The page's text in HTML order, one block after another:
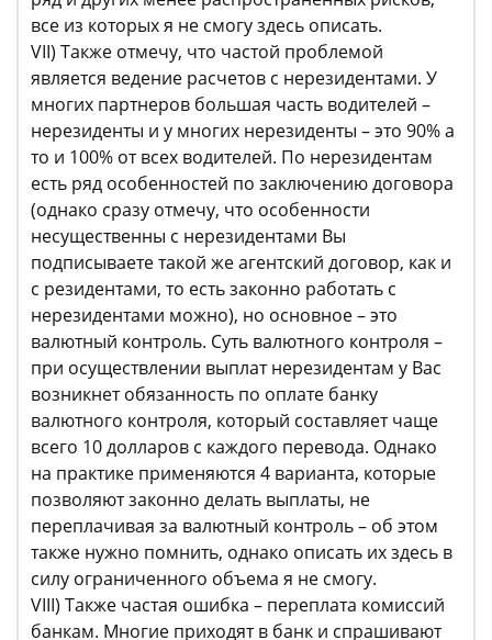
все из которых я не смогу здесь описать.
VII) Также отмечу, что частой проблемой
является ведение расчетов с нерезидентами. У
многих партнеров большая часть водителей –
нерезиденты и у многих нерезиденты – это 90% а
то и 100% от всех водителей. По нерезидентам
есть ряд особенностей по заключению договора
(однако сразу отмечу, что особенности
несущественны с нерезидентами Вы
подписываете такой же агентский договор, как и
с резидентами, то есть законно работать с
нерезидентами можно), но основное – это
валютный контроль. Суть валютного контроля –
при осуществлении выплат нерезидентам у Вас
возникнет обязанность по оплате банку
валютного контроля, который составляет чаще
всего 10 долларов с каждого перевода. Однако
на практике применяются 4 варианта, которые
позволяют законно делать выплаты, не
переплачивая за валютный контроль – об этом
также нужно помнить, однако описать их здесь в
силу ограниченного объема я не смогу.
VIII) Также частая ошибка – переплата комиссий
банкам. Многие приходят в банк и спрашивают